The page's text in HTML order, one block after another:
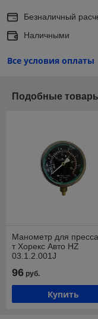
Безналичный
Наличными
Все условия оплаты
Подобные
Манометр для
т Хорекс Авто HZ
03.1.2.001J
96 руб.
Купить